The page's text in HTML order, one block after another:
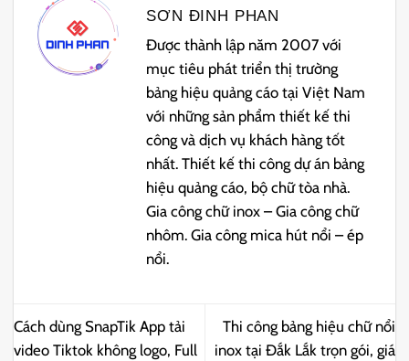
SƠN ĐINH PHAN
Được thành lập năm 2007 với
mục tiêu phát triển thị trường
bảng hiệu quảng cáo tại Việt Nam
với những sản phẩm thiết kế thi
công và dịch vụ khách hàng tốt
nhất. Thiết kế thi công dự án bảng
hiệu quảng cáo, bộ chữ tòa nhà.
Gia công chữ inox – Gia công chữ
nhôm. Gia công mica hút nổi – ép
nổi.
Cách dùng SnapTik App tải
video Tiktok không logo, Full
Thi công bảng hiệu chữ nổi
inox tại Đắk Lắk trọn gói, giá